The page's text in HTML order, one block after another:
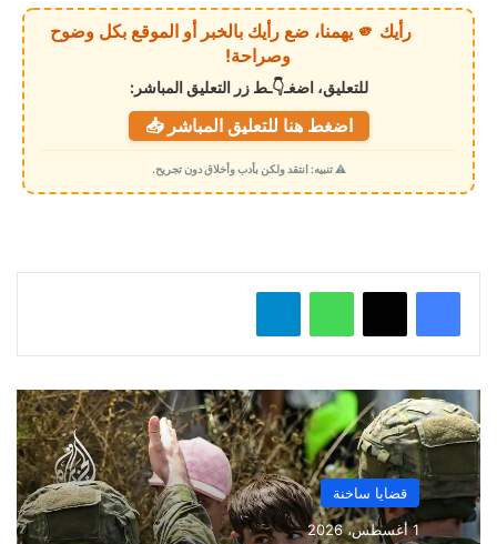
ي
م
ي
رأيك 🫵 يهمنا، ضع رأيك بالخبر أو الموقع بكل وضوح
وصراحة!
للتعليق، اضغـ👇ـط زر التعليق المباشر:
اضغط هنا للتعليق المباشر 📥
⚠️ تنبيه: انتقد ولكن بأدب وأخلاق دون تجريح.
واتساب
قضايا ساخنة
1 أغسطس، 2026